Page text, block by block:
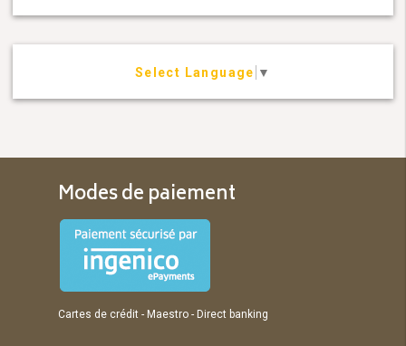
Select Language ▼
Modes de paiement
Cartes de crédit - Maestro - Direct banking